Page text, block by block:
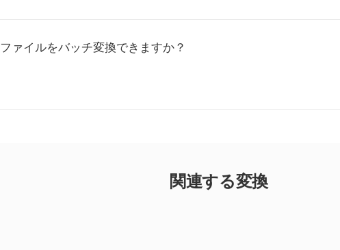
ファイルをバッチ変換できますか？
関連する変換